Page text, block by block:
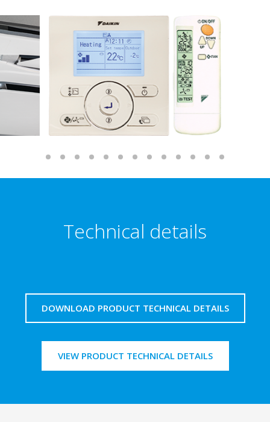
Technical details
DOWNLOAD PRODUCT TECHNICAL DETAILS
VIEW PRODUCT TECHNICAL DETAILS